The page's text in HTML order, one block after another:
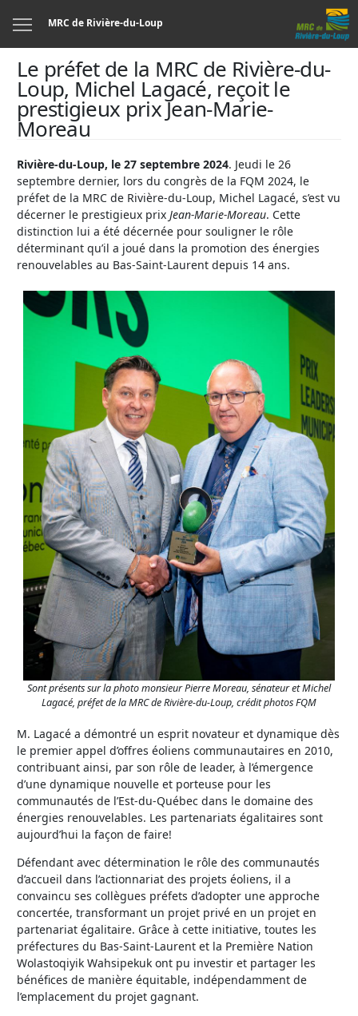
MRC de Rivière-du-Loup
Le préfet de la MRC de Rivière-du-
Loup, Michel Lagacé, reçoit le
prestigieux prix Jean-Marie-
Moreau
Rivière-du-Loup, le 27 septembre 2024. Jeudi le 26
septembre dernier, lors du congrès de la FQM 2024, le
préfet de la MRC de Rivière-du-Loup, Michel Lagacé, s’est vu
décerner le prestigieux prix Jean-Marie-Moreau. Cette
distinction lui a été décernée pour souligner le rôle
déterminant qu’il a joué dans la promotion des énergies
renouvelables au Bas-Saint-Laurent depuis 14 ans.
Sont présents sur la photo monsieur Pierre Moreau, sénateur et Michel
Lagacé, préfet de la MRC de Rivière-du-Loup, crédit photos FQM
M. Lagacé a démontré un esprit novateur et dynamique dès
le premier appel d’offres éoliens communautaires en 2010,
contribuant ainsi, par son rôle de leader, à l’émergence
d’une dynamique nouvelle et porteuse pour les
communautés de l’Est-du-Québec dans le domaine des
énergies renouvelables. Les partenariats égalitaires sont
aujourd’hui la façon de faire!
Défendant avec détermination le rôle des communautés
d’accueil dans l’actionnariat des projets éoliens, il a
convaincu ses collègues préfets d’adopter une approche
concertée, transformant un projet privé en un projet en
partenariat égalitaire. Grâce à cette initiative, toutes les
préfectures du Bas-Saint-Laurent et la Première Nation
Wolastoqiyik Wahsipekuk ont pu investir et partager les
bénéfices de manière équitable, indépendamment de
l’emplacement du projet gagnant.